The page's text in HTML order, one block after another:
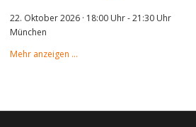
22. Oktober 2026 · 18:00 Uhr-21:30 Uhr
München
Mehr anzeigen …